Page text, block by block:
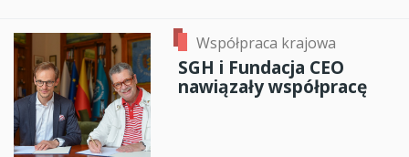
Współpraca krajowa
SGH i Fundacja CEO
nawiązały współpracę